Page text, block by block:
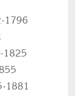
1796
1825
1881